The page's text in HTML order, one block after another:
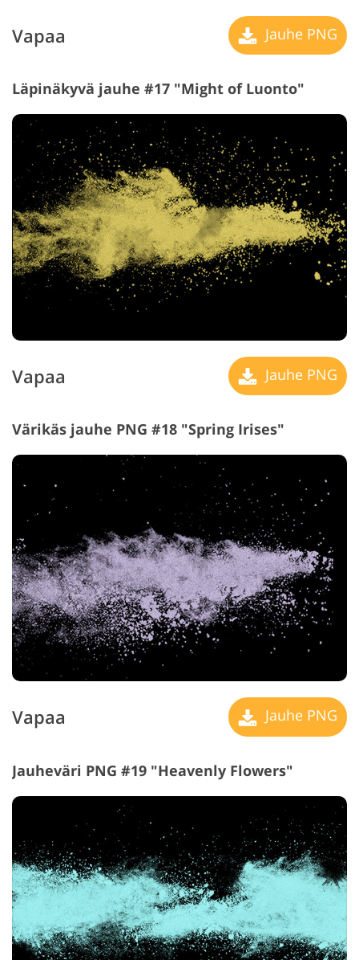
Vapaa Jauhe PNG
Läpinäkyvä jauhe #17 "Might of Luonto"
Vapaa Jauhe PNG
Värikäs jauhe PNG #18 "Spring Irises"
Vapaa Jauhe PNG
Jauheväri PNG #19 "Heavenly Flowers"